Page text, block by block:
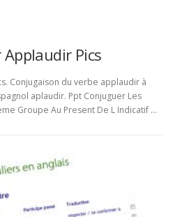
Pics
Conjugaison du verbe applaudir à
aplaudir. Ppt Conjuguer Les
Groupe Au Present De L Indicatif …